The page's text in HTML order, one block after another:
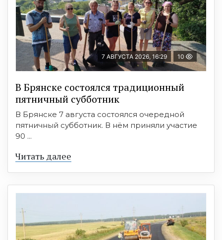
7 АВГУСТА 2026, 16:29 10
В Брянске состоялся традиционный
пятничный субботник
В Брянске 7 августа состоялся очередной
пятничный субботник. В нём приняли участие
90 ...
Читать далее